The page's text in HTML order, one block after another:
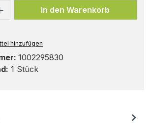
Gib den
In den Warenkorb
hinzufügen
1002295830
1 Stück